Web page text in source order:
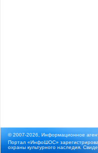
© 2007-2026, Информационное
Портал «ИнфоШОС»
охраны культурного наследия.